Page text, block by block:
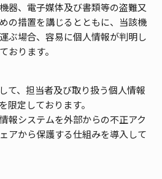
器、電子媒体及び書類等の盗難又
の措置を講じるとともに、当該機
ぶ場合、容易に個人情報が判明し
おります。
て、担当者及び取り扱う個人情報
限定しております。
報システムを外部からの不正アク
アから保護する仕組みを導入して